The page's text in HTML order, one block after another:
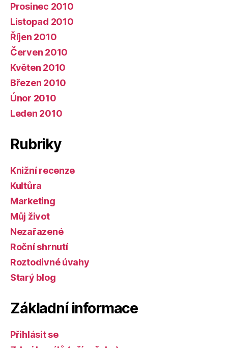
Prosinec 2010
Listopad 2010
Říjen 2010
Červen 2010
Květen 2010
Březen 2010
Únor 2010
Leden 2010
Rubriky
Knižní recenze
Kultůra
Marketing
Můj život
Nezařazené
Roční shrnutí
Roztodivné úvahy
Starý blog
Základní informace
Přihlásit se